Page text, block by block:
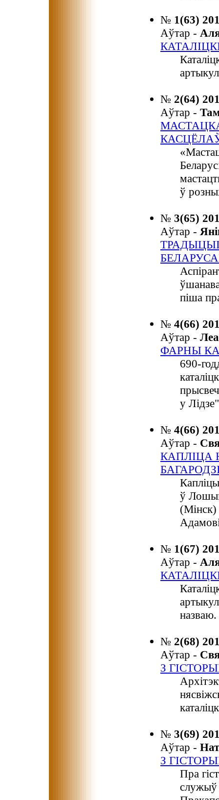
№ 1(63)
Аўтар -
№ 2(64)
Аўтар -
ў
№ 3(65)
Аўтар -
піша
№ 4(66)
Аўтар -
ФАРНЫ
690-
у
№ 4(66)
Аўтар -
КАПЛІЦА
ў
(Мінск)
№ 1(67)
Аўтар -
назваю.
№ 2(68)
Аўтар -
З
№ 3(69)
Аўтар -
З
Пра
служыў